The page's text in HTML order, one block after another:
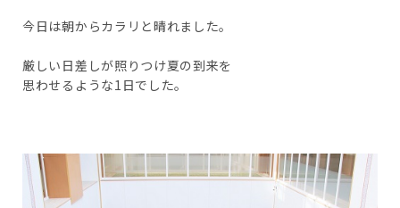
今日は朝からカラリと晴れました。
厳しい日差しが照りつけ夏の到来を
思わせるような1日でした。